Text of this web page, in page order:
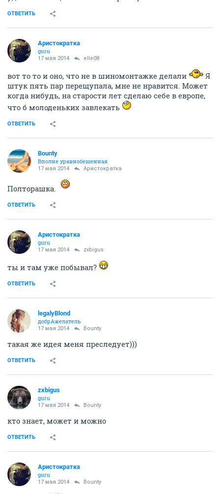
ОТВЕТИТЬ
Аристократка
guru
17 мая 2014 elle08
вот то то и оно, что не в шиномонтажке делали
Я
штук пять пар перещупала, мне не нравится. Может
когда нибудь, на старости лет сделаю себе в европе,
что б молоденьких завлекать
ОТВЕТИТЬ
Bounty
Вполне уравнобешенная
17 мая 2014 Аристократка
Полторашка.
ОТВЕТИТЬ
Аристократка
guru
17 мая 2014 zxbigus
ты и там уже побывал?
ОТВЕТИТЬ
legalyBlond
добрАжелатель
17 мая 2014 Bounty
такая же идея меня преследует)))
ОТВЕТИТЬ
zxbigus
guru
17 мая 2014 Bounty
кто знает, может и можно
ОТВЕТИТЬ
Аристократка
guru
17 мая 2014 Bounty